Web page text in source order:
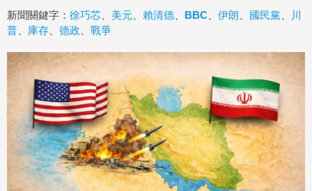
新聞關鍵字： 徐巧芯 美元 賴清德 BBC 伊朗 國民黨
川
普
庫存 德政 戰爭